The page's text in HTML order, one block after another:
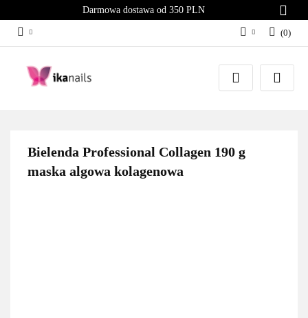
Darmowa dostawa od 350 PLN
Zaloguj się
Załóż konto
(0)
Bielenda Professional Collagen 190 g
maska algowa kolagenowa